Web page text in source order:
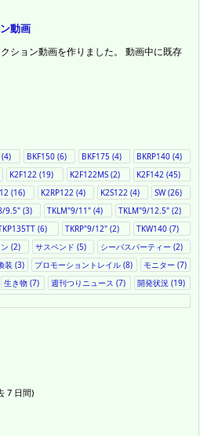
動画
ション動画を作りました。 動画中に既存
(4) BKF150(6) BKF175(4) BKRP140(4)
K2F122 (19) K2F122MS (2) K2F142 (45)
(16) K2RP122(4) K2S122(4) SW(26)
9.5"(3) TKLM"9/11" (4) TKLM"9/12.5" (2)
(6) TKRP"9/12"(2) TKW140 (7)
(2) サスペンド (5) シーバスパーティー (2)
装(3) プロモーショントレイル (8) モニター (7)
生き物 (7) 週刊つりニュース (7) 開発状況 (19)
7 日間)